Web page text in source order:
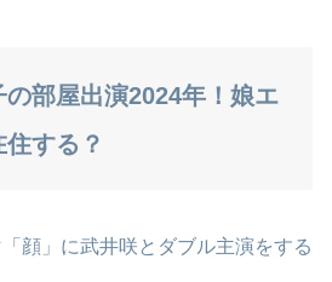
部屋出演2024年！娘エ
する？
顔」に武井咲とダブル主演をする